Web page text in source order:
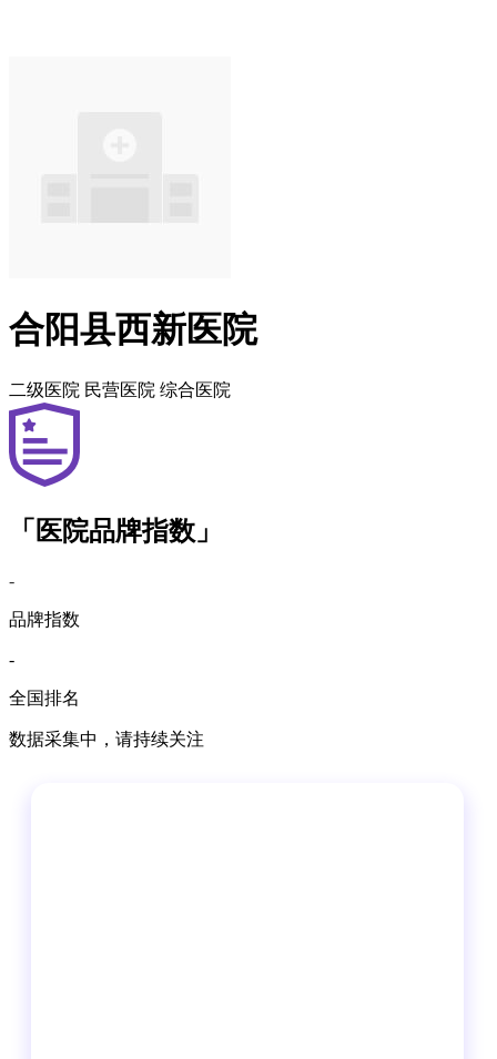
合阳县西新医院
二级医院 民营医院 综合医院
「医院品牌指数」
-
品牌指数
-
全国排名
数据采集中，请持续关注